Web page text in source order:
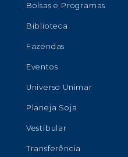
Bolsas e Programas
Biblioteca
Fazendas
Eventos
Universo Unimar
Planeja Soja
Vestibular
Transferência